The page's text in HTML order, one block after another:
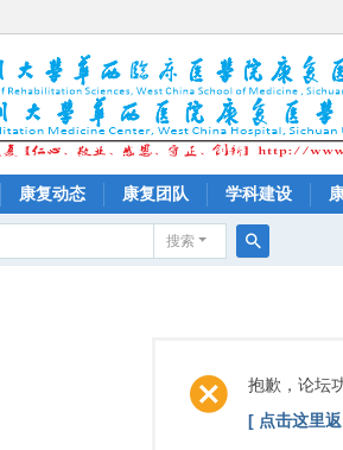
康复动态 康复团队 学科建设
搜索
抱歉，论坛
[ 点击这里